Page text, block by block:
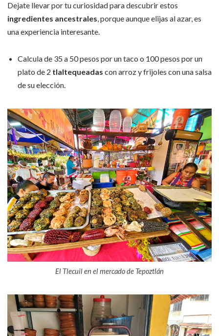
Dejate llevar por tu curiosidad para descubrir estos
ingredientes ancestrales, porque aunque elijas al azar, es
una experiencia interesante.
Calcula de 35 a 50 pesos por un taco o 100 pesos por un
plato de 2 tlaltequeadas con arroz y frijoles con una salsa
de su elección.
El Tlecuil en el mercado de Tepoztlán